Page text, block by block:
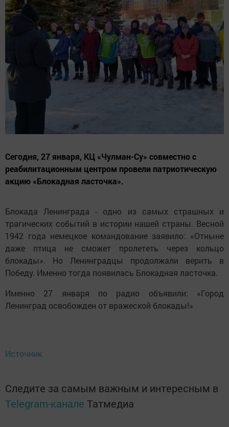
Сегодня, 27 января, КЦ «Чулман-Су» совместно с
реабилитационным центром провели патриотическую
акцию «Блокадная ласточка».
Блокада Ленинграда - одно из самых страшных и
трагических событий в истории нашей страны. Весной
1942 года немецкое командование заявило: «Отныне
даже птица не сможет пролететь через кольцо
блокады». Но Ленинградцы продолжали верить в
Победу. Именно тогда появилась Блокадная ласточка.
Именно 27 января по радио объявили: «Город
Ленинград освобожден от вражеской блокады!»
Источник
Следите за самым важным и интересным в
Telegram-канале Татмедиа